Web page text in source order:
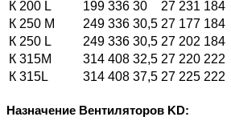
К 200 L
199 336 30 27 231 184
К 250 М
249 336 30,5 27 177 184
К 250 L
249 336 30,5 27 202 184
К 315М
314 408 32,5 27 220 222
К 315L
314 408 37,5 27 225 222
Назначение Вентиляторов KD: